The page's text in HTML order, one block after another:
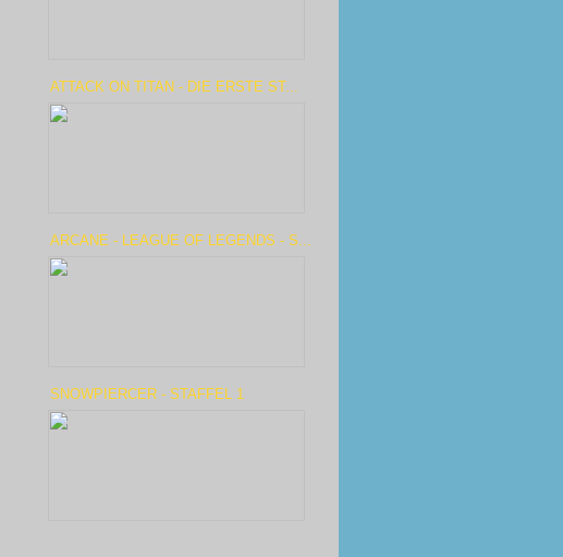
ATTACK ON TITAN - DIE ERSTE ST...
ARCANE - LEAGUE OF LEGENDS - S...
SNOWPIERCER - STAFFEL 1